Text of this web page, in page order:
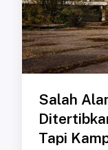
Salah
Tapi